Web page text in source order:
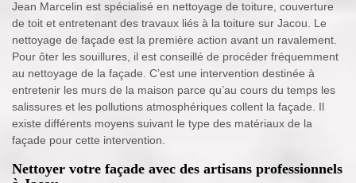
Jean Marcelin est spécialisé en nettoyage de toiture, couverture
de toit et entretenant des travaux liés à la toiture sur Jacou. Le
nettoyage de façade est la première action avant un ravalement.
Pour ôter les souillures, il est conseillé de procéder fréquemment
au nettoyage de la façade. C’est une intervention destinée à
entretenir les murs de la maison parce qu’au cours du temps les
salissures et les pollutions atmosphériques collent la façade. Il
existe différents moyens suivant le type des matériaux de la
façade pour cette intervention.
Nettoyer votre façade avec des artisans professionnels